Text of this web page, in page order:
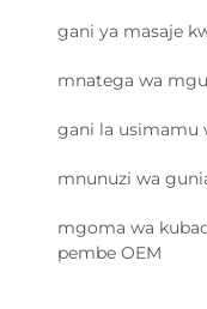
gani ya masaje
mnatega wa
gani la usimamu
mnunuzi wa
mgoma wa
pembe OEM